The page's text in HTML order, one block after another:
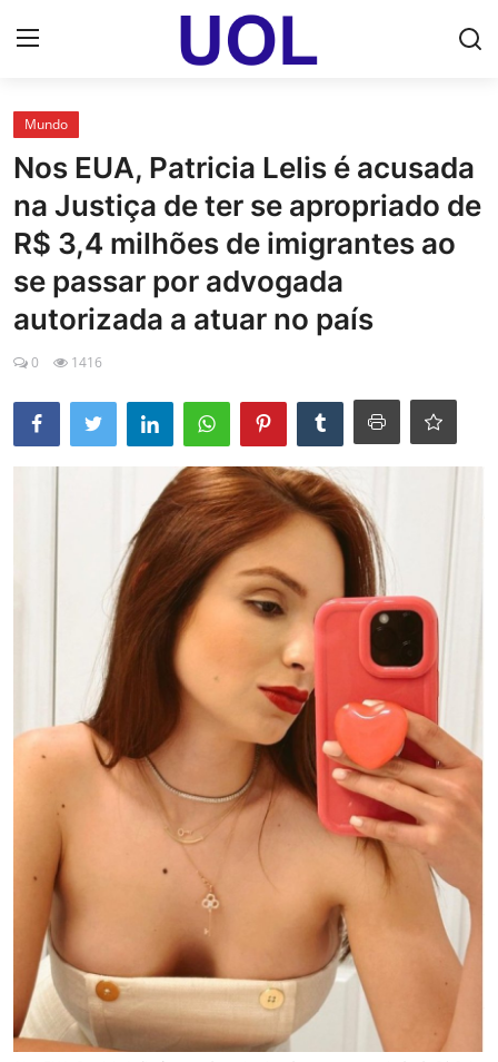
Home
UOL Email Entrar
UOL ADS
Uol pt Bate Papo Gratis
Economia
Dólar Cotação de Hoje
Tecnologia e Games
Mundo
Nos EUA, Patricia Lelis é acusada
na Justiça de ter se apropriado de
R$ 3,4 milhões de imigrantes ao
se passar por advogada
autorizada a atuar no país
0 1416